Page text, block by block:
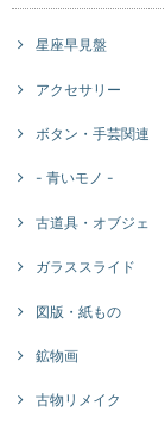
星座早見盤
アクセサリー
ボタン・手芸関連
- 青いモノ -
古道具・オブジェ
ガラススライド
図版・紙もの
鉱物画
古物リメイク